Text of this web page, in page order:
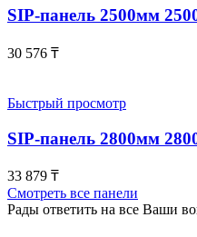
SIP-панель 2500мм
30 576 ₸
Быстрый просмотр
SIP-панель 2800мм
33 879 ₸
Смотреть все панели
Рады ответить на все Ваши